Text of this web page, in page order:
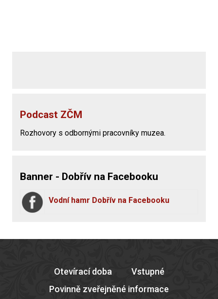
Podcast ZČM
Rozhovory s odbornými pracovníky muzea.
Banner - Dobřív na Facebooku
Vodní hamr Dobřív na Facebooku
Otevírací doba
Vstupné
Povinně zveřejněné informace